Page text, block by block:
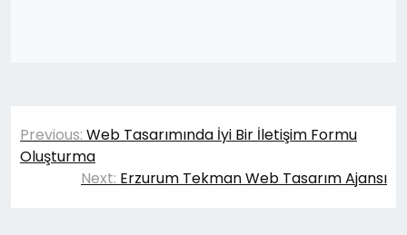
Yazı
gezinmesi
Previous: Web Tasarımında İyi Bir İletişim Formu
Oluşturma
Next: Erzurum Tekman Web Tasarım Ajansı